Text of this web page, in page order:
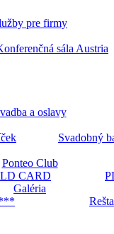
pre firmy
sála Austria
a oslavy
Svadobný
Ponteo Club
CARD
Galéria